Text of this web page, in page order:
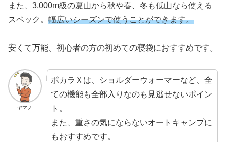
また、3,000m級の夏山から秋や春、冬も低山なら使える
スペック。 幅広いシーズンで使うことができます。
安くて万能、初心者の方の初めての寝袋におすすめです。
ヤマノ
ポカラＸは、ショルダーウォーマーなど、全
ての機能も全部入りなのも見逃せないポイン
ト。
また、重さの気にならないオートキャンプに
もおすすめです。